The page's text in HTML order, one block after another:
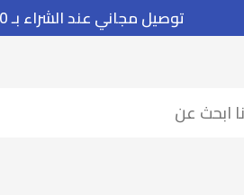
توصيل مجاني عند الشراء بـ 300 ريال وأكثر !